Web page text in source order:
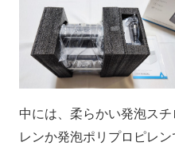
中には、柔らかい発泡ス
レンか発泡ポリプロピレ